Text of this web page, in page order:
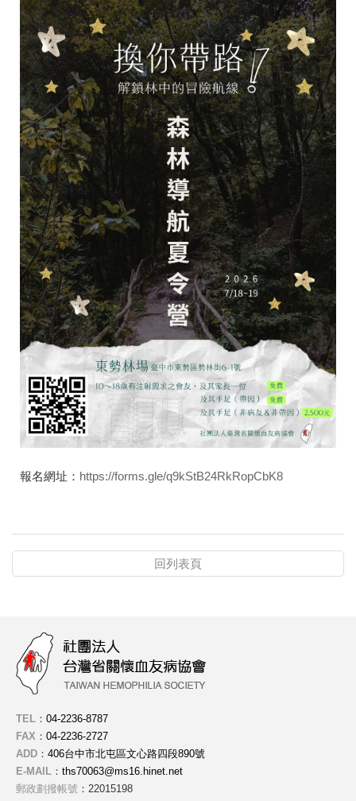
報名網址： https://forms.gle/q9kStB24RkRopCbK8
回列表頁
TEL ： 04-2236-8787
FAX ： 04-2236-2727
ADD ： 406台中市北屯區文心路四段890號
E-MAIL ： ths70063@ms16.hinet.net
郵政劃撥帳號 ：22015198